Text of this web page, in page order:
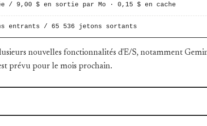
/ 9,00 $ en sortie par Mo · 0,15 $ en cache
entrants / 65 536 jetons sortants
nouvelles fonctionnalités d'E/S, notamment
prévu pour le mois prochain.